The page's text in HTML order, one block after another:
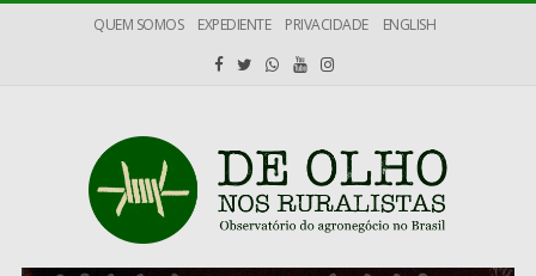
QUEM SOMOS EXPEDIENTE PRIVACIDADE ENGLISH